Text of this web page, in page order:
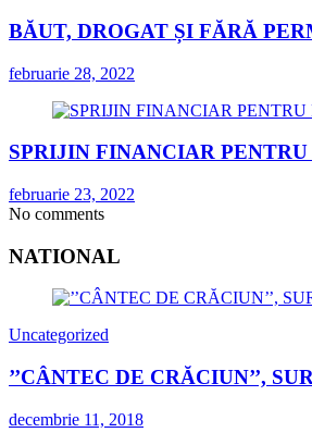
BĂUT, DROGAT ȘI FĂRĂ
februarie 28, 2022
SPRIJIN FINANCIAR
februarie 23, 2022
No comments
NATIONAL
Uncategorized
’’CÂNTEC DE CRĂCIUN’’,
decembrie 11, 2018